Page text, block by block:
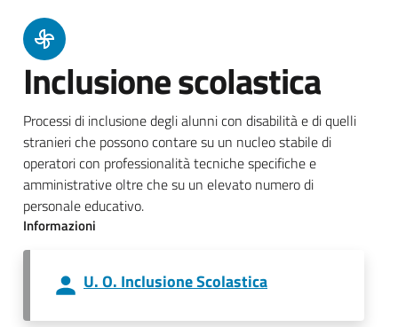
Inclusione scolastica
Processi di inclusione degli alunni con disabilità e di quelli
stranieri che possono contare su un nucleo stabile di
operatori con professionalità tecniche specifiche e
amministrative oltre che su un elevato numero di
personale educativo.
Informazioni
U. O. Inclusione Scolastica